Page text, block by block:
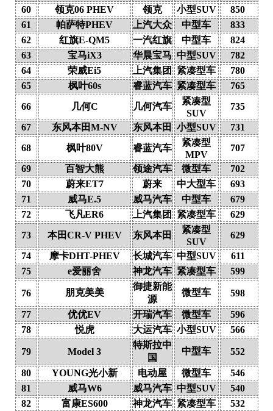
60 领克06 PHEV 领克 小型SUV
850
61
帕萨特PHEV 上汽大众 中型车
833
62
红旗E-QM5 一汽红旗 中型车
824
63
宝马iX3 华晨宝马 中型SUV
782
64
荣威Ei5 上汽集团 紧凑型车
780
65
枫叶60s 睿蓝汽车 紧凑型车
765
66
几何C 几何汽车
紧凑型
SUV
735
67
东风本田M-NV 东风本田 小型SUV
731
68
枫叶80V 睿蓝汽车
紧凑型
MPV
707
69
百智大熊 领途汽车 微型车
702
70
蔚来ET7 蔚来 中大型车
693
71
威马E.5 威马汽车 中型车
679
72
飞凡ER6 上汽集团 紧凑型车
629
73
本田CR-V PHEV 东风本田
紧凑型
SUV
629
74
摩卡DHT-PHEV 长城汽车 中型SUV
611
75
e爱丽舍 神龙汽车 紧凑型车 599
76 朋克美美
御捷新能
源
微型车 598
77 优优EV 开瑞汽车 微型车
596
78
悦虎 大运汽车 小型SUV 566
79 Model 3
特斯拉中
国
中型车 552
80 YOUNG光小新 电动屋 微型车
546
81
威马W6 威马汽车 中型SUV
540
82
富康ES600 神龙汽车 紧凑型车
532